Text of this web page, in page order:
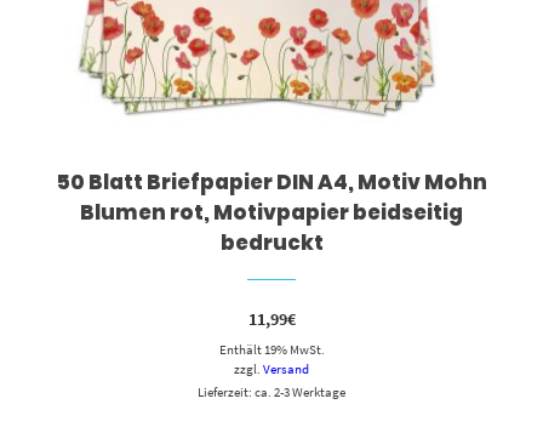
50 Blatt Briefpapier DIN A4, Motiv Mohn
Blumen rot, Motivpapier beidseitig
bedruckt
11,99€
Enthält 19% MwSt.
zzgl. Versand
Lieferzeit: ca. 2-3 Werktage